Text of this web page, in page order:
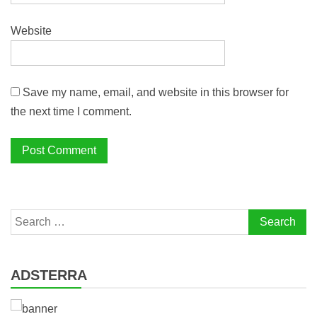
Website
Save my name, email, and website in this browser for
the next time I comment.
Search
for:
ADSTERRA